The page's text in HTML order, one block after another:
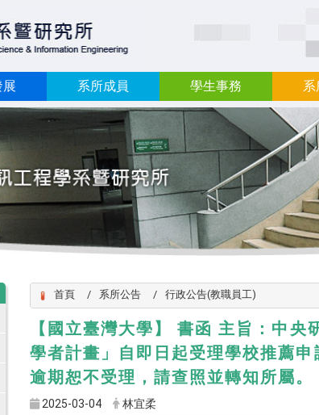
展 系所成員 學生事務 系
首頁 系所公告 行政公告(教職員工)
【國立臺灣大學】 書函 主旨：中
學者計畫」自即日起受理學校推薦
逾期恕不受理，請查照並轉知所屬。
2025-03-04 林宜柔